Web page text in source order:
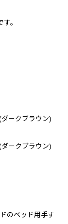
。
ークブラウン)
ークブラウン)
のベッド用手す